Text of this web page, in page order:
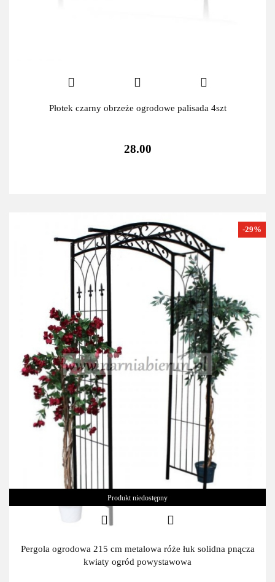
Płotek czarny obrzeże ogrodowe palisada 4szt
28.00
Produkt niedostępny
Pergola ogrodowa 215 cm metalowa róże łuk solidna pnącza
kwiaty ogród powystawowa
-29%